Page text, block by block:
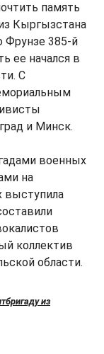
память
Кыргызстана
Фрунзе 385-й
ее начался в
С
и Минск.
военных
на
выступила
коллектив
области.
из